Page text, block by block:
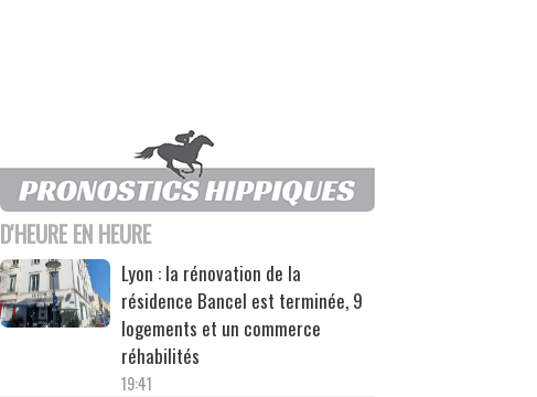
D'HEURE EN HEURE
Lyon : la rénovation de la
résidence Bancel est terminée, 9
logements et un commerce
réhabilités
19:41